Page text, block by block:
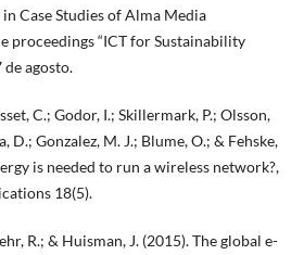
Case Studies of Alma Media
proceedings “ICT for Sustainability
de agosto.
C.; Godor, I.; Skillermark, P.; Olsson,
D.; Gonzalez, M. J.; Blume, O.; & Fehske,
is needed to run a wireless network?,
18(5).
R.; & Huisman, J. (2015). The global e-